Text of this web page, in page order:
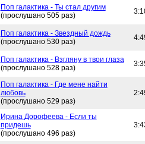
Поп галактика - Ты стал другим
(прослушано 505 раз)
Поп галактика - Звездный дождь
(прослушано 530 раз)
Поп галактика - Взгляну в твои глаза
(прослушано 528 раз)
Поп галактика - Где мене найти
любовь
(прослушано 529 раз)
Ирина Дорофеева - Если ты
придешь
(прослушано 496 раз)